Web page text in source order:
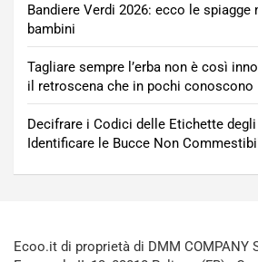
Bandiere Verdi 2026: ecco le spiagge
bambini
Tagliare sempre l’erba non è così
il retroscena che in pochi conoscono
Decifrare i Codici delle Etichette
Identificare le Bucce Non
Ecoo.it di proprietà di DMM COMPANY